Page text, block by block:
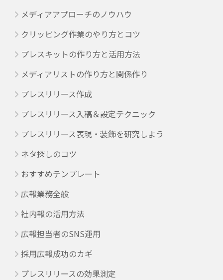
メディアアプローチのノウハウ
クリッピング作業のやり方とコツ
プレスキットの作り方と活用方法
メディアリストの作り方と関係作り
プレスリリース作成
プレスリリース入稿＆設定テクニック
プレスリリース表現・装飾を研究しよう
ネタ探しのコツ
おすすめテンプレート
広報業務全般
社内報の活用方法
広報担当者のSNS運用
採用広報成功のカギ
プレスリリースの効果測定